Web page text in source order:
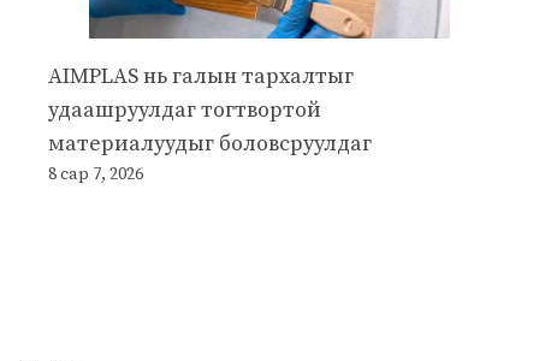
AIMPLAS нь галын тархалтыг
удаашруулдаг тогтвортой
материалуудыг боловсруулдаг
8 сар 7, 2026